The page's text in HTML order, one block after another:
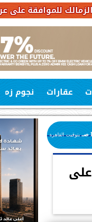
على عرض شباب
عقارات نجوم
بتوقيت القاهرة